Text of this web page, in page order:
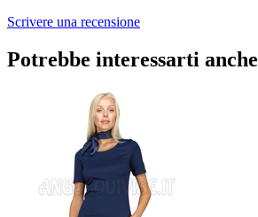
Scrivere una recensione
Potrebbe interessarti anche